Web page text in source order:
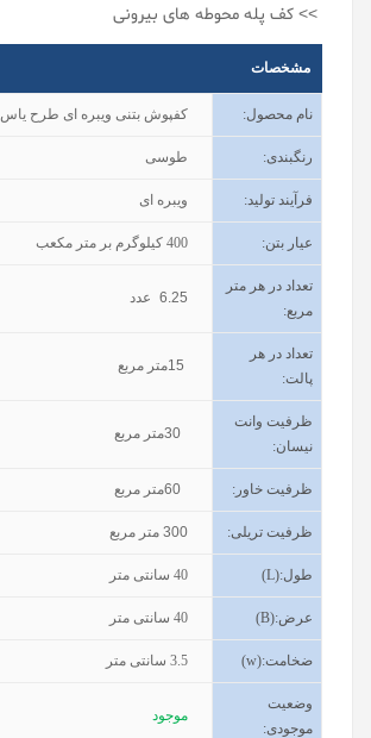
>> کف پله محوطه های بیرونی
مشخصات
نام محصول: کفپوش بتنی ویبره ای طرح یاس
رنگبندی: طوسی
فرآیند تولید: ویبره ای
عیار بتن:
400 کیلوگرم بر متر مکعب
تعداد در هر متر
مربع:
6.25 عدد
تعداد در هر
پالت:
15متر مربع
ظرفیت وانت
نیسان:
30متر مربع
ظرفیت خاور :
60متر مربع
ظرفیت تریلی:
300 متر مربع
طول(L):
40 سانتی متر
عرض(B):
40 سانتی متر
ضخامت(w):
3.5 سانتی متر
وضعیت
موجودی:
موجود